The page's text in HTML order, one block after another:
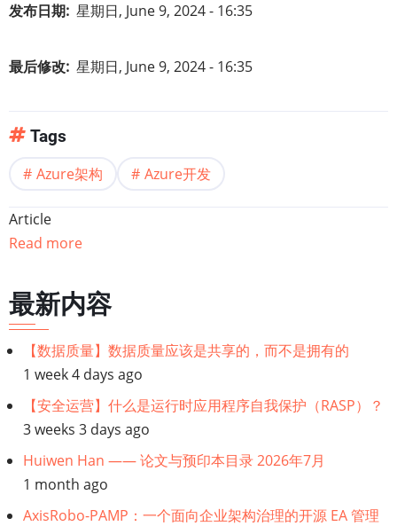
发布日期 星期日, June 9, 2024 - 16:35
最后修改 星期日, June 9, 2024 - 16:35
Tags
Azure架构 Azure开发
Article
Read more
最新内容
【数据质量】数据质量应该是共享的，而不是拥有的
1 week 4 days ago
【安全运营】什么是运行时应用程序自我保护（RASP）？
3 weeks 3 days ago
Huiwen Han —— 论文与预印本目录 2026年7月
1 month ago
AxisRobo-PAMP：一个面向企业架构治理的开源 EA 管理